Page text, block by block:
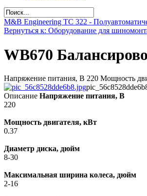
M&B Engineering TС 322 -
Вернуться к: Оборудование для
WB670
Напряжение питания, В 220 Мощность
Описание Напряжение питания, В
220
Мощность двигателя, кВт
0.37
Диаметр диска, дюйм
8-30
Максимальная ширина колеса, дюйм
2-16